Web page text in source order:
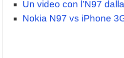
Un video con l’N97
Nokia N97 vs iPhone